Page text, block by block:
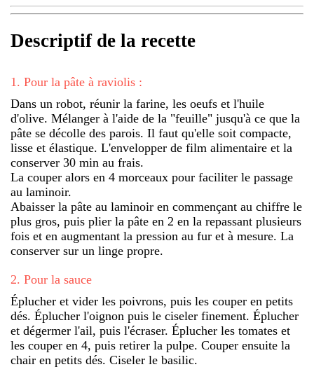
Descriptif de la recette
1 . Pour la pâte à raviolis :
Dans un robot, réunir la farine, les oeufs et l'huile
d'olive. Mélanger à l'aide de la "feuille" jusqu'à ce que la
pâte se décolle des parois. Il faut qu'elle soit compacte,
lisse et élastique. L'envelopper de film alimentaire et la
conserver 30 min au frais.
La couper alors en 4 morceaux pour faciliter le passage
au laminoir.
Abaisser la pâte au laminoir en commençant au chiffre le
plus gros, puis plier la pâte en 2 en la repassant plusieurs
fois et en augmentant la pression au fur et à mesure. La
conserver sur un linge propre.
2. Pour la sauce
Éplucher et vider les poivrons, puis les couper en petits
dés. Éplucher l'oignon puis le ciseler finement. Éplucher
et dégermer l'ail, puis l'écraser. Éplucher les tomates et
les couper en 4, puis retirer la pulpe. Couper ensuite la
chair en petits dés. Ciseler le basilic.